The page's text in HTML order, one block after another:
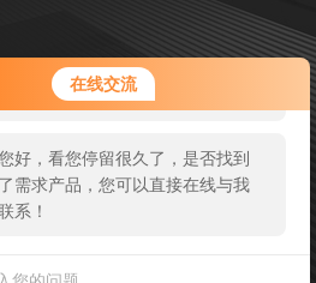
在线交流
您好！欢迎前来咨询，很高兴为您
服务，请问您要咨询什么问题呢？
好，看您停留很久了，是否找到
了需求产品，您可以直接在线与我
系！
乡北花园村6号（近韩国慕色摄